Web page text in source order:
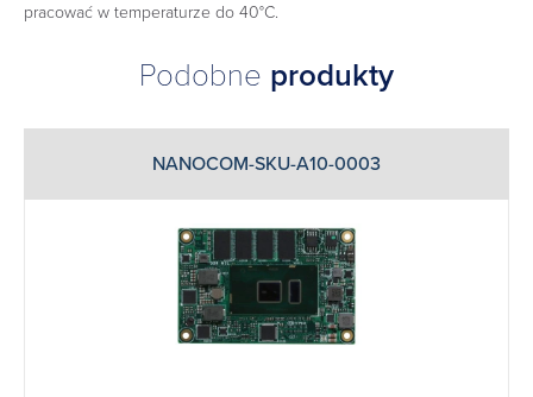
pracować w temperaturze do 40°C.
Podobne produkty
NANOCOM-SKU-A10-0003